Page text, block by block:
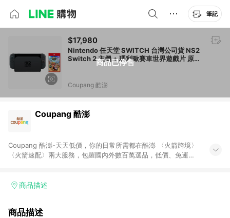
筆記
商品已停售
$17,980
Nintendo 任天堂 SWITCH 台灣公司貨 NS2
Switch 2 主機 + 瑪利歐賽車世界遊戲片 原廠
保固一年 單一商品
Coupang 酷澎
Coupang 酷澎
Coupang 酷澎-天天低價，你的日常所需都在酷澎 〈火箭跨境〉
〈火箭速配〉兩大服務，包羅國內外數百萬選品，低價、免運，
加入WOW會員告別湊免運，火箭速配、火箭跨境優質選品不限金
商品描述
商品描述